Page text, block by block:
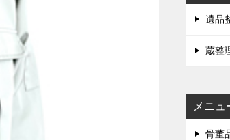
遺品
蔵整
メニュ
骨董